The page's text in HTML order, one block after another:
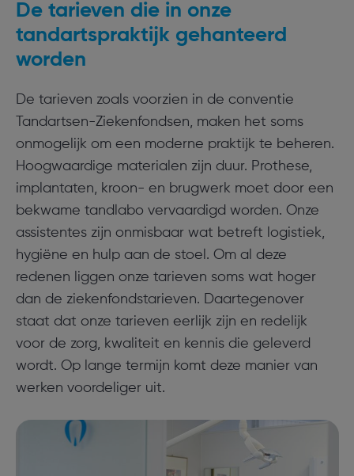
De tarieven die in onze
tandartspraktijk gehanteerd
worden
De tarieven zoals voorzien in de conventie
Tandartsen-Ziekenfondsen, maken het soms
onmogelijk om een moderne praktijk te beheren.
Hoogwaardige materialen zijn duur. Prothese,
implantaten, kroon- en brugwerk moet door een
bekwame tandlabo vervaardigd worden. Onze
assistentes zijn onmisbaar wat betreft logistiek,
hygiëne en hulp aan de stoel. Om al deze
redenen liggen onze tarieven soms wat hoger
dan de ziekenfondstarieven. Daartegenover
staat dat onze tarieven eerlijk zijn en redelijk
voor de zorg, kwaliteit en kennis die geleverd
wordt. Op lange termijn komt deze manier van
werken voordeliger uit.